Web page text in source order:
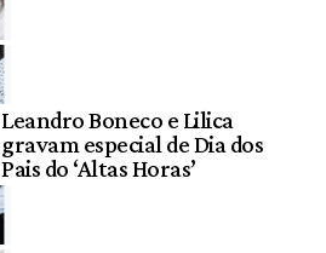
Leandro Boneco e Lilica
gravam especial de Dia dos
Pais do ‘Altas Horas’